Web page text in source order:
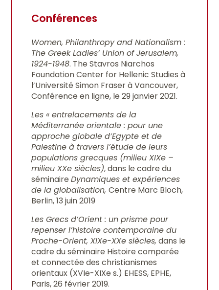
Conférences
Women, Philanthropy and Nationalism :
The Greek Ladies’ Union of Jerusalem,
1924-1948. The Stavros Niarchos
Foundation Center for Hellenic Studies à
l’Université Simon Fraser à Vancouver,
Conférence en ligne, le 29 janvier 2021.
Les « entrelacements de la
Méditerranée orientale : pour une
approche globale d’Egypte et de
Palestine à travers l’étude de leurs
populations grecques (milieu XIXe –
milieu XXe siècles), dans le cadre du
séminaireDynamiques et expériences
de la globalisation,Centre Marc Bloch,
Berlin, 13 juin 2019
Les Grecs d’Orient : un prisme pour
repenser l’histoire contemporaine du
Proche-Orient, XIXe-XXe siècles, dans le
cadre du séminaire Histoire comparée
et connectée des christianismes
orientaux (XVIe-XIXe s.) EHESS, EPHE,
Paris, 26 février 2019.